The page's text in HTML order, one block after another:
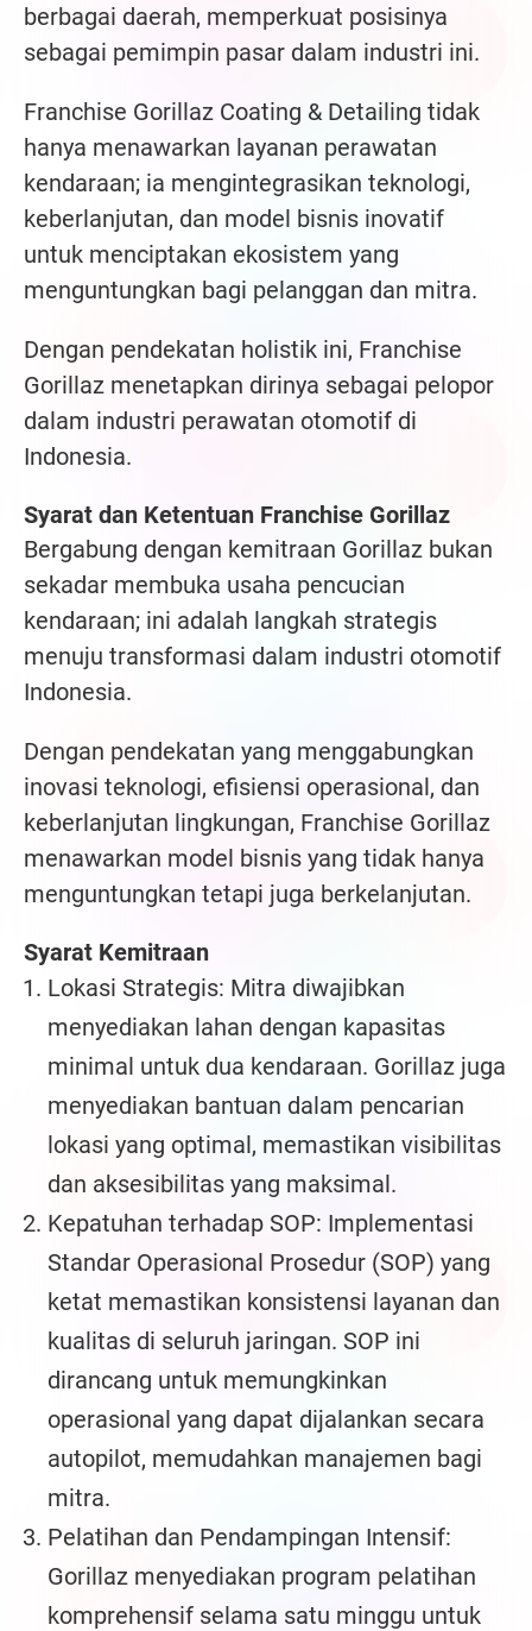
berbagai daerah, memperkuat posisinya
sebagai pemimpin pasar dalam industri ini.
Franchise Gorillaz Coating & Detailing tidak
hanya menawarkan layanan perawatan
kendaraan; ia mengintegrasikan teknologi,
keberlanjutan, dan model bisnis inovatif
untuk menciptakan ekosistem yang
menguntungkan bagi pelanggan dan mitra.
Dengan pendekatan holistik ini, Franchise
Gorillaz menetapkan dirinya sebagai pelopor
dalam industri perawatan otomotif di
Indonesia.
Syarat dan Ketentuan Franchise Gorillaz
Bergabung dengan kemitraan Gorillaz bukan
sekadar membuka usaha pencucian
kendaraan; ini adalah langkah strategis
menuju transformasi dalam industri otomotif
Indonesia.
Dengan pendekatan yang menggabungkan
inovasi teknologi, efisiensi operasional, dan
keberlanjutan lingkungan, Franchise Gorillaz
menawarkan model bisnis yang tidak hanya
menguntungkan tetapi juga berkelanjutan.
Syarat Kemitraan
Lokasi Strategis: Mitra diwajibkan
menyediakan lahan dengan kapasitas
minimal untuk dua kendaraan. Gorillaz juga
menyediakan bantuan dalam pencarian
lokasi yang optimal, memastikan visibilitas
dan aksesibilitas yang maksimal.
Kepatuhan terhadap SOP: Implementasi
Standar Operasional Prosedur (SOP) yang
ketat memastikan konsistensi layanan dan
kualitas di seluruh jaringan. SOP ini
dirancang untuk memungkinkan
operasional yang dapat dijalankan secara
autopilot, memudahkan manajemen bagi
mitra.
Pelatihan dan Pendampingan Intensif:
Gorillaz menyediakan program pelatihan
komprehensif selama satu minggu untuk